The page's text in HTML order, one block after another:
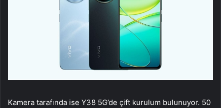
Kamera tarafında ise Y38 5G’de çift kurulum bulunuyor. 50